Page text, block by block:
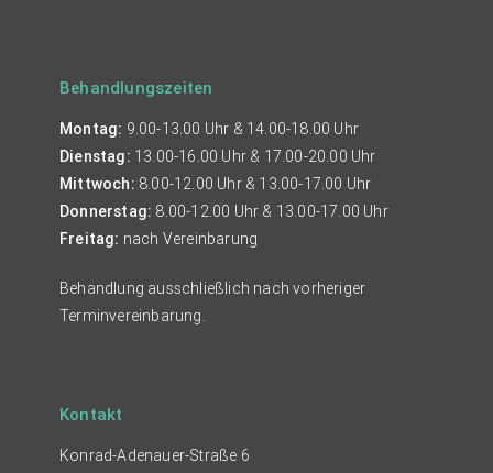
Behandlungszeiten
Montag: 9.00-13.00 Uhr & 14.00-18.00 Uhr
Dienstag: 13.00-16.00 Uhr & 17.00-20.00 Uhr
Mittwoch: 8.00-12.00 Uhr & 13.00-17.00 Uhr
Donnerstag: 8.00-12.00 Uhr & 13.00-17.00 Uhr
Freitag: nach Vereinbarung
Behandlung ausschließlich nach vorheriger
Terminvereinbarung.
Kontakt
Konrad-Adenauer-Straße 6